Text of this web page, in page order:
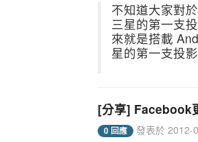
不知道大家對
三星的第一支
來就是搭載
星的第一支投
[分享] Facebook
0 回應 發表於 2012-